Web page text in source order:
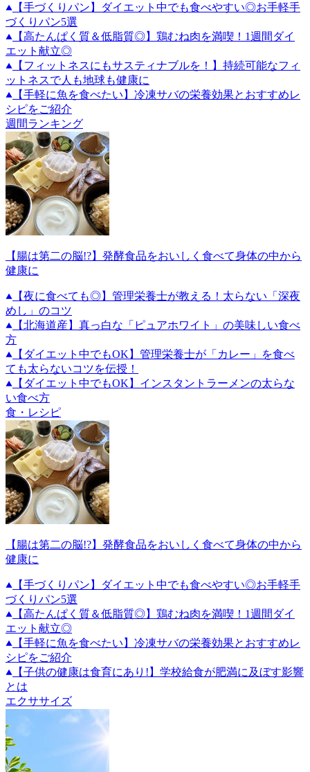
【手づくりパン】ダイエット中でも食べやすい◎お手軽手
づくりパン5選
【高たんぱく質＆低脂質◎】鶏むね肉を満喫！1週間ダイ
エット献立◎
【フィットネスにもサスティナブルを！】持続可能なフィ
ットネスで人も地球も健康に
【手軽に魚を食べたい】冷凍サバの栄養効果とおすすめレ
シピをご紹介
週間ランキング
【腸は第二の脳!?】発酵食品をおいしく食べて身体の中から
健康に
【夜に食べても◎】管理栄養士が教える！太らない「深夜
めし」のコツ
【北海道産】真っ白な「ピュアホワイト」の美味しい食べ
方
【ダイエット中でもOK】管理栄養士が「カレー」を食べ
ても太らないコツを伝授！
【ダイエット中でもOK】インスタントラーメンの太らな
い食べ方
食・レシピ
【腸は第二の脳!?】発酵食品をおいしく食べて身体の中から
健康に
【手づくりパン】ダイエット中でも食べやすい◎お手軽手
づくりパン5選
【高たんぱく質＆低脂質◎】鶏むね肉を満喫！1週間ダイ
エット献立◎
【手軽に魚を食べたい】冷凍サバの栄養効果とおすすめレ
シピをご紹介
【子供の健康は食育にあり!】学校給食が肥満に及ぼす影響
とは
エクササイズ